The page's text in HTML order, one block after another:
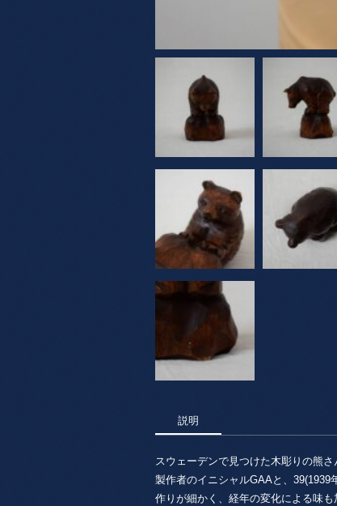
説明
スウェーデンで見つけた木彫りの熊さ
製作者のイニシャルGAAと、39(1939
作りが細かく、経年の変化による味も